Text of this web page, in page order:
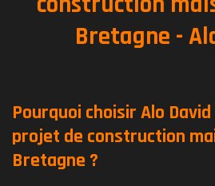
Bretagne -
Pourquoi choisir Alo
projet de construction
Bretagne ?